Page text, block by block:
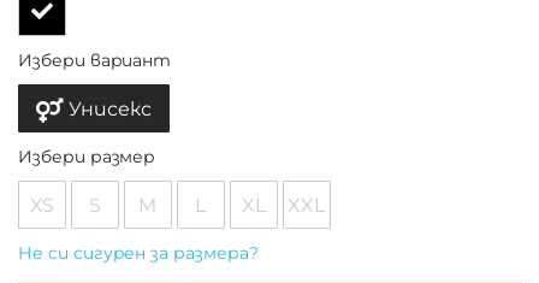
Избери вариант
Унисекс
Избери размер
XS S M L XL XXL
Не си сигурен за размера?